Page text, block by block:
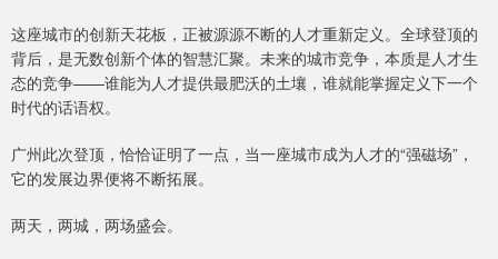
这座城市的创新天花板，正被源源不断的人才重新定义。全球登顶的
背后，是无数创新个体的智慧汇聚。未来的城市竞争，本质是人才生
态的竞争——谁能为人才提供最肥沃的土壤，谁就能掌握定义下一个
时代的话语权。
广州此次登顶，恰恰证明了一点，当一座城市成为人才的“强磁场”，
它的发展边界便将不断拓展。
两天，两城，两场盛会。